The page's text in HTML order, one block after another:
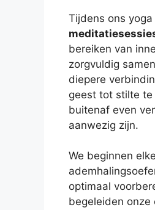
Tijdens ons
bereiken van
zorgvuldig
diepere
geest tot stilte te
buitenaf even
aanwezig zijn.
We beginnen
optimaal
begeleiden onze